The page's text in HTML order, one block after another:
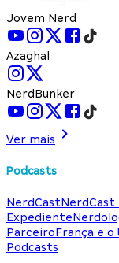
Jovem Nerd
Azaghal
NerdBunker
Ver mais
Podcasts
NerdCastNerdCast
Expediente
ParceiroFrança e
Podcasts